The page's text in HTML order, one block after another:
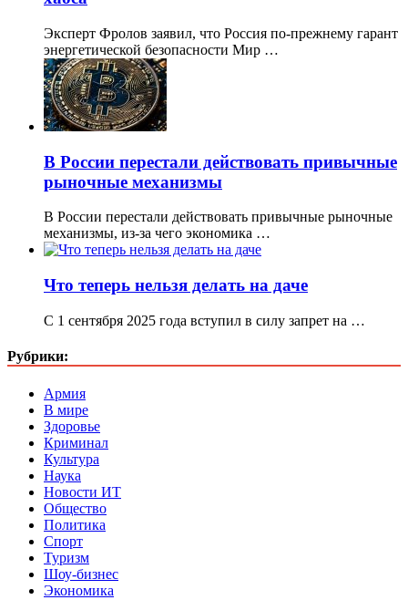
Эксперт Фролов заявил, что Россия по-прежнему гарант
энергетической безопасности Мир …
В России перестали действовать привычные
рыночные механизмы
В России перестали действовать привычные рыночные
механизмы, из-за чего экономика …
Что теперь нельзя делать на даче
С 1 сентября 2025 года вступил в силу запрет на …
Рубрики:
Армия
В мире
Здоровье
Криминал
Культура
Наука
Новости ИТ
Общество
Политика
Спорт
Туризм
Шоу-бизнес
Экономика